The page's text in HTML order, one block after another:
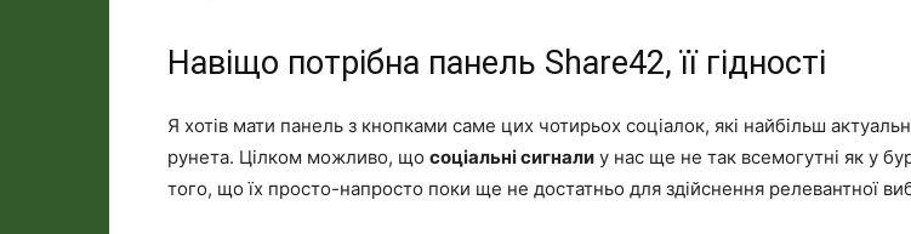
Навіщо потрібна панель Share42, її гідності
Я хотів мати панель з кнопками саме цих чотирьох соціалок, які найбільш
рунета. Цілком можливо, що соціальні сигнали у нас ще не так всемогутні як у
того, що їх просто-напросто поки ще не достатньо для здійснення релевантної